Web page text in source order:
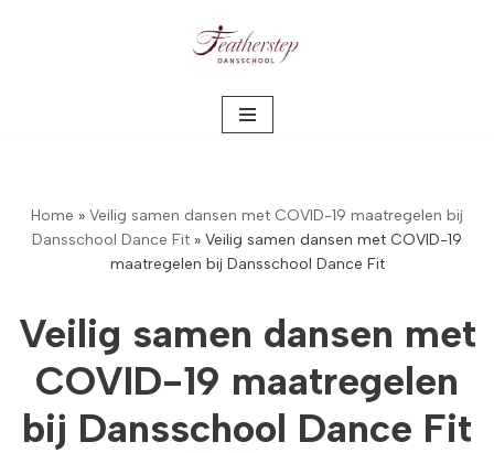
Home » Veilig samen dansen met COVID-19 maatregelen bij
Dansschool Dance Fit » Veilig samen dansen met COVID-19
maatregelen bij Dansschool Dance Fit
Veilig samen dansen met
COVID-19 maatregelen
bij Dansschool Dance Fit